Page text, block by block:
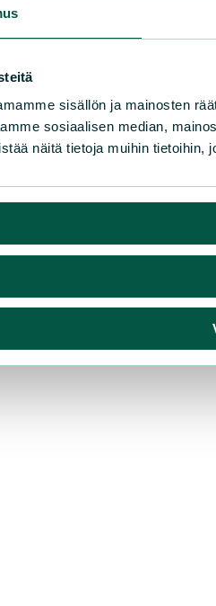
sisällön ja mainosten
sosiaalisen median,
näitä tietoja muihin tietoihin,